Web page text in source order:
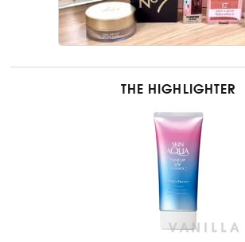
THE HIGHLIGHTER